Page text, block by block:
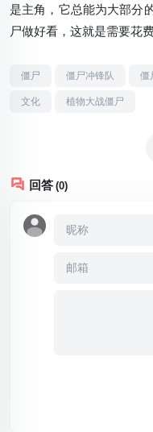
是主角，它总能为大部分
尸做好看，这就是需要花
僵尸 僵尸冲锋队 僵
文化 植物大战僵尸
回答 (0)